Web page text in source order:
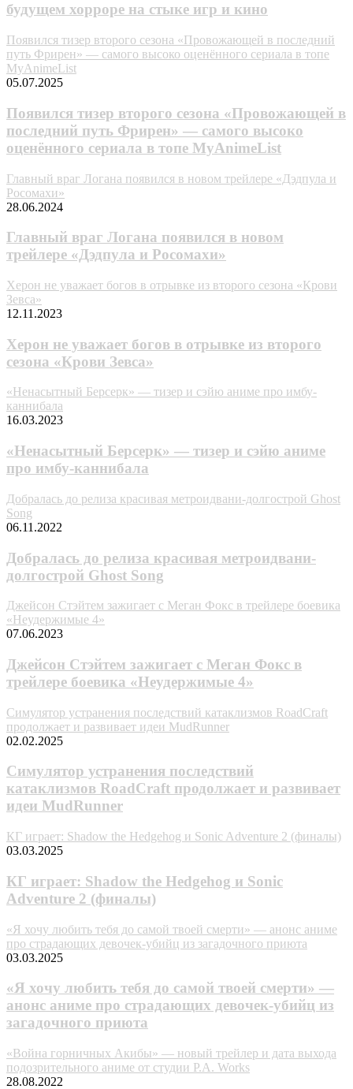
будущем хорроре на стыке игр и кино
Появился тизер второго сезона «Провожающей в последний
путь Фрирен» — самого высоко оценённого сериала в топе
MyAnimeList
05.07.2025
Появился тизер второго сезона «Провожающей в
последний путь Фрирен» — самого высоко
оценённого сериала в топе MyAnimeList
Главный враг Логана появился в новом трейлере «Дэдпула и
Росомахи»
28.06.2024
Главный враг Логана появился в новом
трейлере «Дэдпула и Росомахи»
Херон не уважает богов в отрывке из второго сезона «Крови
Зевса»
12.11.2023
Херон не уважает богов в отрывке из второго
сезона «Крови Зевса»
«Ненасытный Берсерк» — тизер и сэйю аниме про имбу-
каннибала
16.03.2023
«Ненасытный Берсерк» — тизер и сэйю аниме
про имбу-каннибала
Добралась до релиза красивая метроидвани-долгострой Ghost
Song
06.11.2022
Добралась до релиза красивая метроидвани-
долгострой Ghost Song
Джейсон Стэйтем зажигает с Меган Фокс в трейлере боевика
«Неудержимые 4»
07.06.2023
Джейсон Стэйтем зажигает с Меган Фокс в
трейлере боевика «Неудержимые 4»
Симулятор устранения последствий катаклизмов RoadCraft
продолжает и развивает идеи MudRunner
02.02.2025
Симулятор устранения последствий
катаклизмов RoadCraft продолжает и развивает
идеи MudRunner
КГ играет: Shadow the Hedgehog и Sonic Adventure 2 (финалы)
03.03.2025
КГ играет: Shadow the Hedgehog и Sonic
Adventure 2 (финалы)
«Я хочу любить тебя до самой твоей смерти» — анонс аниме
про страдающих девочек-убийц из загадочного приюта
03.03.2025
«Я хочу любить тебя до самой твоей смерти» —
анонс аниме про страдающих девочек-убийц из
загадочного приюта
«Война горничных Акибы» — новый трейлер и дата выхода
подозрительного аниме от студии P.A. Works
28.08.2022